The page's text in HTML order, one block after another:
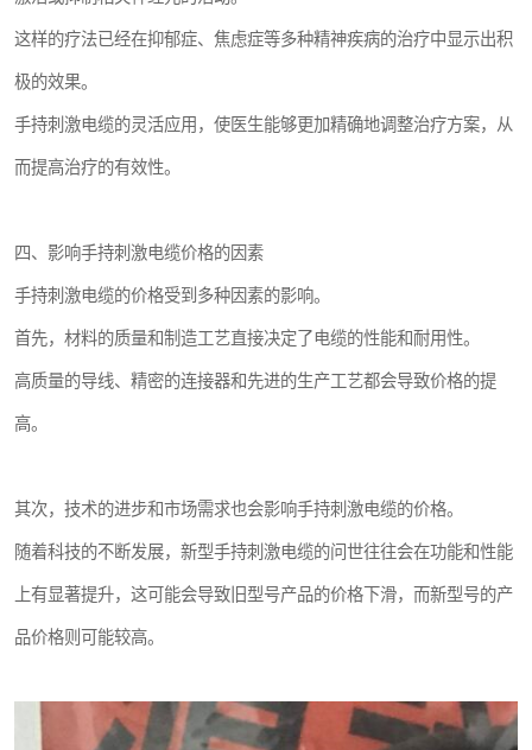
这样的疗法已经在抑郁症、焦虑症等多种精神疾病的治疗中显示出积
极的效果。
手持刺激电缆的灵活应用，使医生能够更加精确地调整治疗方案，从
而提高治疗的有效性。
四、影响手持刺激电缆价格的因素
手持刺激电缆的价格受到多种因素的影响。
首先，材料的质量和制造工艺直接决定了电缆的性能和耐用性。
高质量的导线、精密的连接器和先进的生产工艺都会导致价格的提
高。
其次，技术的进步和市场需求也会影响手持刺激电缆的价格。
随着科技的不断发展，新型手持刺激电缆的问世往往会在功能和性能
上有显著提升，这可能会导致旧型号产品的价格下滑，而新型号的产
品价格则可能较高。